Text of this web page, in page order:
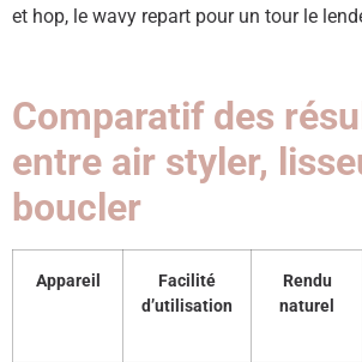
et hop, le wavy repart pour un tour le
Comparatif des
entre air styler,
boucler
Appareil
Facilité
d’utilisation
Rendu
naturel